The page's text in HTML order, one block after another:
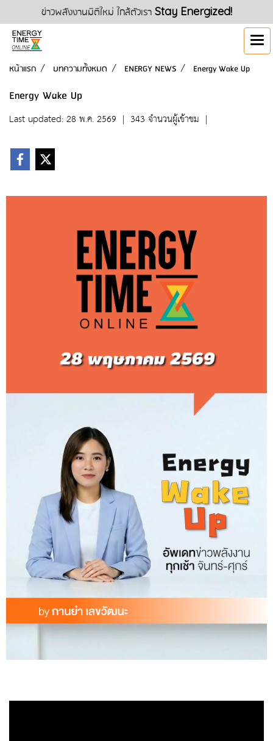
ข่าวพลังงานมิติใหม่ ใกล้ตัวเรา Stay Energized!
หน้าแรก บทความทั้งหมด ENERGY NEWS Energy Wake Up
Energy Wake Up
Last updated: 28 พ.ค. 2569 | 343 จำนวนผู้เข้าชม |